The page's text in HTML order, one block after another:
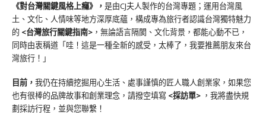
《對台灣關鍵風格上癮》 ， 是由CJ夫人製作的台灣專題；運用台灣風
土、文化、人情味等地方深厚底蘊，構成專為旅行者認識台灣獨特魅力
的 <台灣旅行關鍵指南> ，無論語言隔閡、文化背景，都能心動不已，
同時由衷稱道「哇！這是一種全新的感受，太棒了，我要推薦朋友來台
灣旅行！」
目前， 我仍在持續挖掘用心生活、處事謹慎的匠人職人創業家，如果您
也有很棒的品牌故事和創業理念，請撥空填寫 <採訪單> ，我將盡快規
劃採訪行程，並與您聯繫！